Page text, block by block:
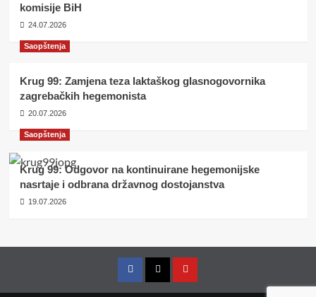
komisije BiH
24.07.2026
Saopštenja
Krug 99: Zamjena teza laktaškog glasnogovornika
zagrebačkih hegemonista
20.07.2026
Saopštenja
Krug 99: Odgovor na kontinuirane hegemonijske
nasrtaje i odbrana državnog dostojanstva
19.07.2026
FacebookTwitterYouTube